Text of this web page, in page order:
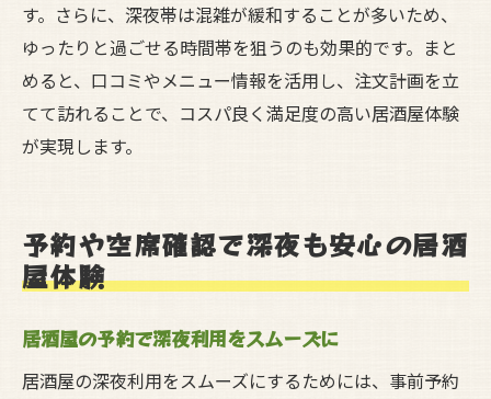
す。さらに、深夜帯は混雑が緩和することが多いため、
ゆったりと過ごせる時間帯を狙うのも効果的です。まと
めると、口コミやメニュー情報を活用し、注文計画を立
てて訪れることで、コスパ良く満足度の高い居酒屋体験
が実現します。
予約や空席確認で深夜も安心の居酒
屋体験
居酒屋の予約で深夜利用をスムーズに
居酒屋の深夜利用をスムーズにするためには、事前予約